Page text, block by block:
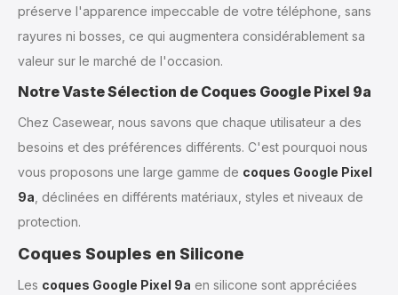
préserve l'apparence impeccable de votre téléphone, sans
rayures ni bosses, ce qui augmentera considérablement sa
valeur sur le marché de l'occasion.
Notre Vaste Sélection de Coques Google Pixel 9a
Chez Casewear, nous savons que chaque utilisateur a des
besoins et des préférences différents. C'est pourquoi nous
vous proposons une large gamme de coques Google Pixel
9a , déclinées en différents matériaux, styles et niveaux de
protection.
Coques Souples en Silicone
Les coques Google Pixel 9a en silicone sont appréciées